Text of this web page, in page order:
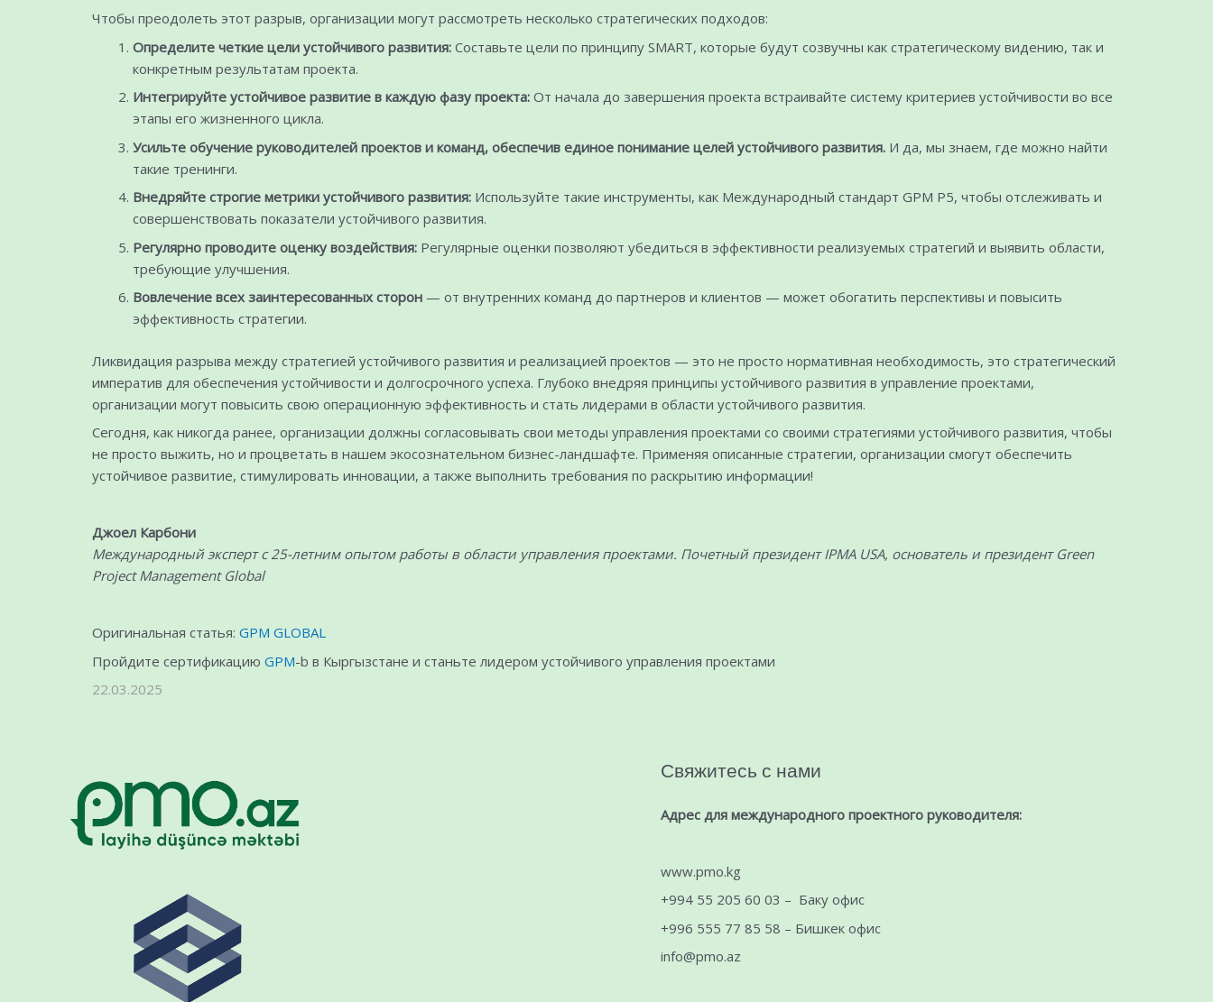
Чтобы преодолеть этот разрыв, организации могут рассмотреть несколько стратегических подходов:
Определите четкие цели устойчивого развития: Составьте цели по принципу SMART, которые будут созвучны как стратегическому видению, так и
конкретным результатам проекта.
Интегрируйте устойчивое развитие в каждую фазу проекта: От начала до завершения проекта встраивайте систему критериев устойчивости во все
этапы его жизненного цикла.
Усильте обучение руководителей проектов и команд, обеспечив единое понимание целей устойчивого развития. И да, мы знаем, где можно найти
такие тренинги.
Внедряйте строгие метрики устойчивого развития: Используйте такие инструменты, как Международный стандарт GPM P5, чтобы отслеживать и
совершенствовать показатели устойчивого развития.
Регулярно проводите оценку воздействия: Регулярные оценки позволяют убедиться в эффективности реализуемых стратегий и выявить области,
требующие улучшения.
Вовлечение всех заинтересованных сторон — от внутренних команд до партнеров и клиентов — может обогатить перспективы и повысить
эффективность стратегии.
Ликвидация разрыва между стратегией устойчивого развития и реализацией проектов — это не просто нормативная необходимость, это стратегический
императив для обеспечения устойчивости и долгосрочного успеха. Глубоко внедряя принципы устойчивого развития в управление проектами,
организации могут повысить свою операционную эффективность и стать лидерами в области устойчивого развития.
Сегодня, как никогда ранее, организации должны согласовывать свои методы управления проектами со своими стратегиями устойчивого развития, чтобы
не просто выжить, но и процветать в нашем экосознательном бизнес-ландшафте. Применяя описанные стратегии, организации смогут обеспечить
устойчивое развитие, стимулировать инновации, а также выполнить требования по раскрытию информации!
Джоел Карбони
Международный эксперт с 25-летним опытом работы в области управления проектами. Почетный президент IPMA USA, основатель и президент Green
Project Management Global
Оригинальная статья: GPM GLOBAL
Пройдите сертификацию GPM-b в Кыргызстане и станьте лидером устойчивого управления проектами
22.03.2025
Свяжитесь с нами
Адрес для международного проектного руководителя:
www.pmo.kg
+994 55 205 60 03 – Баку офис
+996 555 77 85 58 – Бишкек офис
info@pmo.az